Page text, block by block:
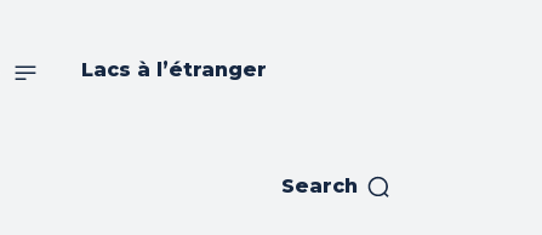
Lacs à l’étranger
Search